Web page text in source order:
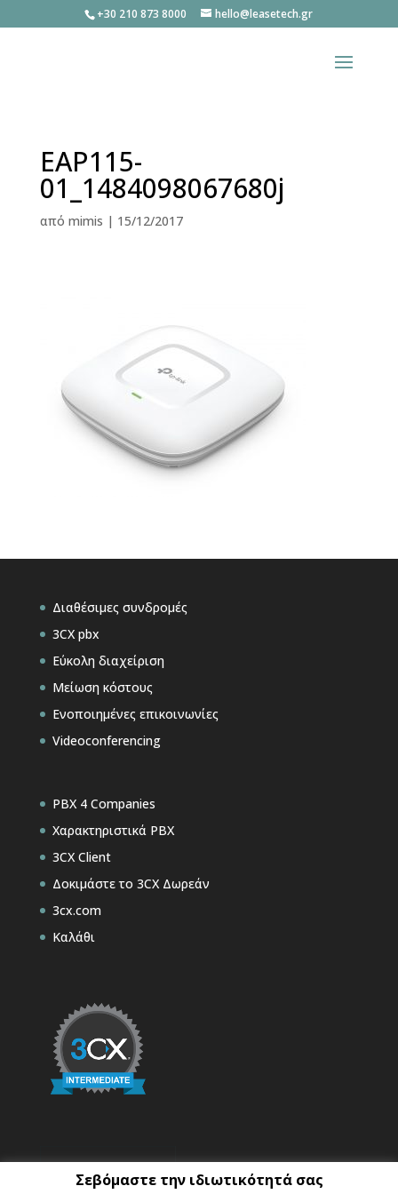
+30 210 873 8000 hello@leasetech.gr
EAP115-
01_1484098067680j
από mimis | 15/12/2017
Διαθέσιμες συνδρομές
3CX pbx
Εύκολη διαχείριση
Μείωση κόστους
Ενοποιημένες επικοινωνίες
Videoconferencing
PBX 4 Companies
Χαρακτηριστικά PBX
3CX Client
Δοκιμάστε το 3CX Δωρεάν
3cx.com
Καλάθι
Σεβόμαστε την ιδιωτικότητά σας